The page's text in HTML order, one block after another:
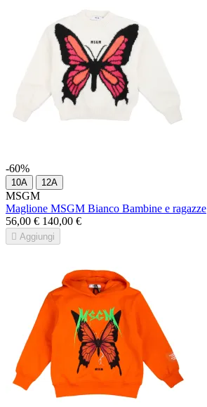
-60%
10A 12A
MSGM
Maglione MSGM Bianco Bambine e ragazze
56,00 € 140,00 €
 Aggiungi